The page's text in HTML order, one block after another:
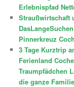
Erlebnispfad
Straußwirtschaft
DasLangeSuchen
Pinnerkreuz
3 Tage Kurztrip
Ferienland
Traumpfädchen
die ganze Familie